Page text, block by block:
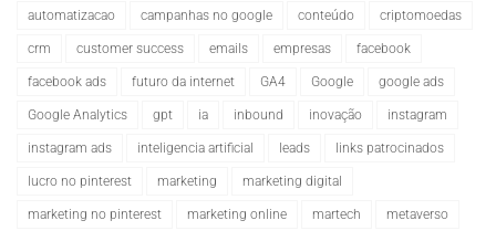
automatizacao campanhas no google conteúdo criptomoedas
crm customer success emails empresas facebook
facebook ads futuro da internet GA4 Google google ads
Google Analytics gpt ia inbound inovação instagram
instagram ads inteligencia artificial leads links patrocinados
lucro no pinterest marketing marketing digital
marketing no pinterest marketing online martech metaverso